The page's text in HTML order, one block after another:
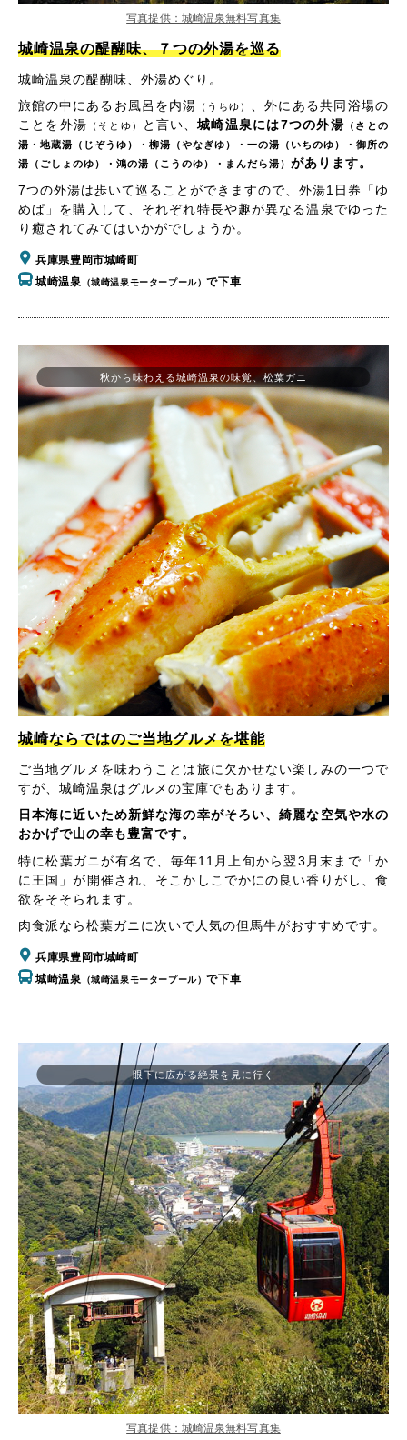
写真提供：城崎温泉無料写真集
城崎温泉の醍醐味、７つの外湯を巡る
城崎温泉の醍醐味、外湯めぐり。
旅館の中にあるお風呂を内湯 （うちゆ） 、外にある共同浴場の
ことを外湯 （そとゆ） と言い、 城崎温泉には7つの外湯 （さとの
湯・地蔵湯（じぞうゆ）・柳湯（やなぎゆ）・一の湯（いちのゆ）・御所の
湯（ごしょのゆ）・鴻の湯（こうのゆ）・まんだら湯） があります。
7つの外湯は歩いて巡ることができますので、外湯1日券「ゆ
めぱ」を購入して、それぞれ特長や趣が異なる温泉でゆった
り癒されてみてはいかがでしょうか。
兵庫県豊岡市城崎町
城崎温泉 （城崎温泉モータープール）で下車
城崎ならではのご当地グルメを堪能
ご当地グルメを味わうことは旅に欠かせない楽しみの一つで
すが、城崎温泉はグルメの宝庫でもあります。
日本海に近いため新鮮な海の幸がそろい、綺麗な空気や水の
おかげで山の幸も豊富です。
特に松葉ガニが有名で、毎年11月上旬から翌3月末まで「か
に王国」が開催され、そこかしこでかにの良い香りがし、食
欲をそそられます。
肉食派なら松葉ガニに次いで人気の但馬牛がおすすめです。
兵庫県豊岡市城崎町
城崎温泉 （城崎温泉モータープール）で下車
秋から味わえる城崎温泉の味覚、松葉ガニ
眼下に広がる絶景を見に行く
写真提供：城崎温泉無料写真集